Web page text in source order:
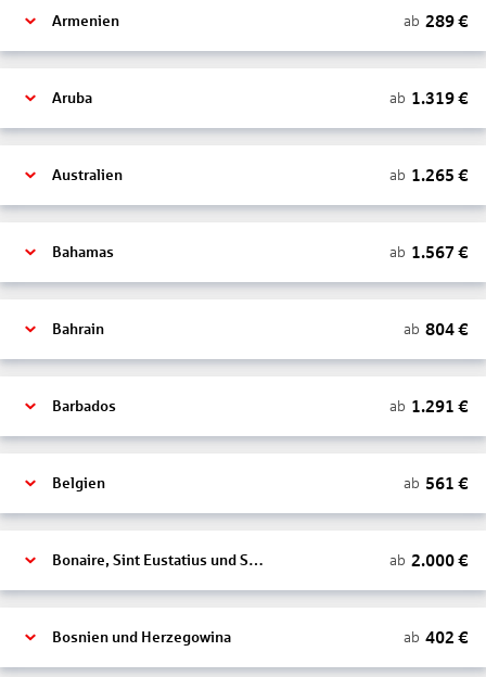
Armenien ab 289€
Aruba ab 1.319€
Australien ab 1.265 €
Bahamas ab 1.567 €
Bahrain ab 804€
Barbados ab 1.291 €
Belgien ab 561 €
Bonaire, Sint Eustatius und Saba ab 2.000€
Bosnien und Herzegowina ab 402 €